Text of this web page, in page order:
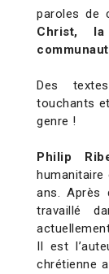
paroles de
Christ,
Des
touchants
genre !
Philip
humanitaire
ans. Après
travaillé
Il est
chrétienne